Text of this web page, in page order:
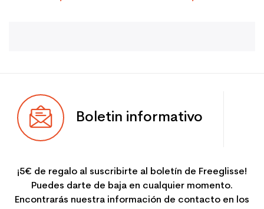
Boletin informativo
¡5€ de regalo al suscribirte al boletín de Freeglisse!
Puedes darte de baja en cualquier momento.
Encontrarás nuestra información de contacto en los